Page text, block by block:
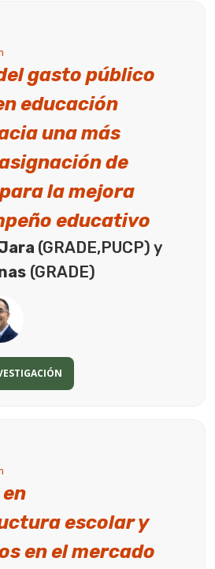
gasto público
educación
una más
de
la mejora
educativo
(GRADE,PUCP) y
(GRADE)
escolar y
en el mercado